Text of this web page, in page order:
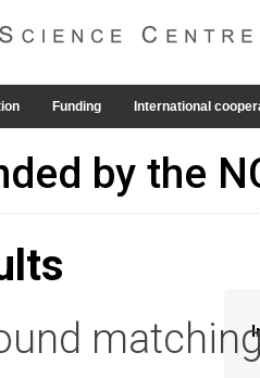
Funding International
by the